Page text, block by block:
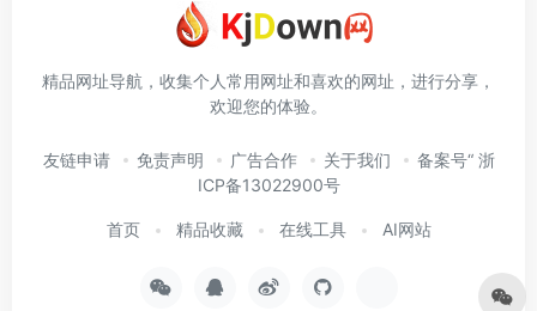
精品网址导航，收集个人常用网址和喜欢的网址，进行分享，
欢迎您的体验。
友链申请 免责声明 广告合作 关于我们
备案号“ 浙
ICP备13022900号
首页 精品收藏 在线工具 AI网站